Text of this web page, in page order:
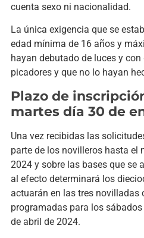
cuenta sexo ni nacionalidad.
La única exigencia que se
edad mínima de 16 años y
hayan debutado de luces y
picadores y que no lo hayan
Plazo de
martes día 30 de
Una vez recibidas las
parte de los novilleros hasta el
2024 y sobre las bases que se
al efecto determinará los
actuarán en las tres novilladas
programadas para los
de abril de 2024.